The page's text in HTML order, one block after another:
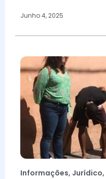
Junho 4, 2025
Informações, Jurídico,